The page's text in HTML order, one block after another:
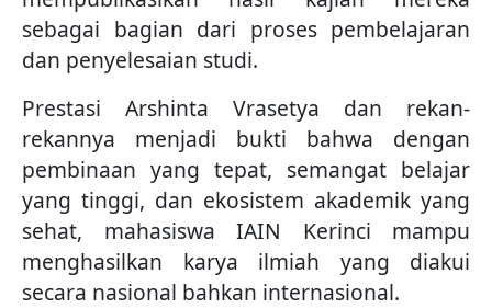
sebagai bagian dari proses pembelajaran
dan penyelesaian studi.
Prestasi Arshinta Vrasetya dan rekan-
rekannya menjadi bukti bahwa dengan
pembinaan yang tepat, semangat belajar
yang tinggi, dan ekosistem akademik yang
sehat, mahasiswa IAIN Kerinci mampu
menghasilkan karya ilmiah yang diakui
secara nasional bahkan internasional.